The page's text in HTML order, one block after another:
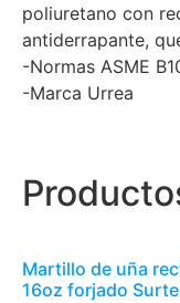
poliuretano con
antiderrapante,
-Normas ASME
-Marca Urrea
Martillo de uña
16oz forjado